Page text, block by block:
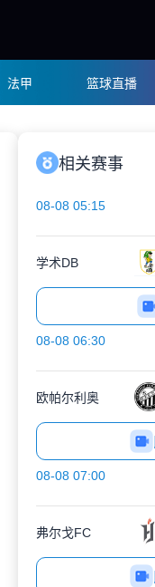
法甲 篮球直播
相关赛事
08-08 05:15
学术DB
08-08 06:30
欧帕尔利奥
08-08 07:00
弗尔戈FC